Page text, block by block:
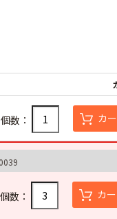
オリジナル国産黒マ
ルチ 厚さ0.02ｍｍ
Ｘ長さ400ｍ
個数： カ
個数： カ